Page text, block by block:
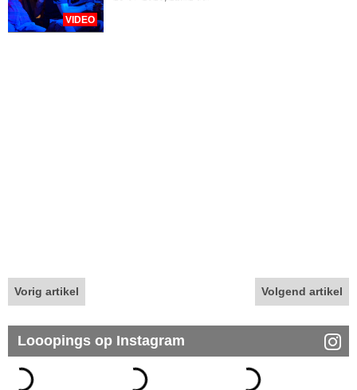
VIDEO
Vorig artikel Volgend artikel
Looopings op Instagram